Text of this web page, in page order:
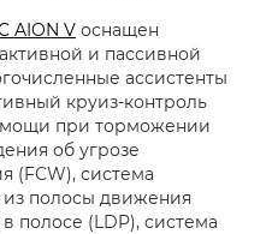
AION V оснащен
и пассивной
ассистенты
круиз-контроль
при торможении
об угрозе
(FCW), система
полосы движения
полосе (LDP), система